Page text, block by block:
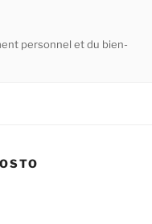
personnel et du bien-